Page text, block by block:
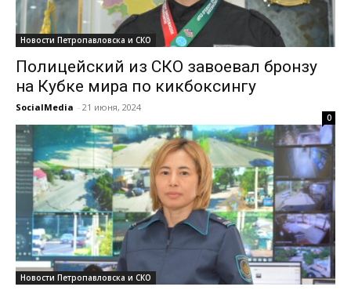
Новости Петропавловска и СКО
Полицейский из СКО завоевал бронзу
на Кубке мира по кикбоксингу
SocialMedia - 21 июня, 2024
0
Новости Петропавловска и СКО